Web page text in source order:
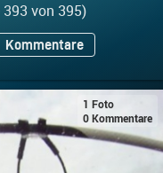
393 von 395)
Kommentare
1 Foto
0 Kommentare